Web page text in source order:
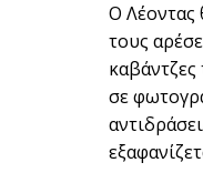
Ο Λέοντας
τους
σε